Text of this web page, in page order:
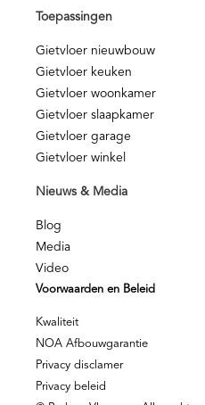
Toepassingen
Gietvloer nieuwbouw
Gietvloer keuken
Gietvloer woonkamer
Gietvloer slaapkamer
Gietvloer garage
Gietvloer winkel
Nieuws & Media
Blog
Media
Video
Voorwaarden en Beleid
Kwaliteit
NOA Afbouwgarantie
Privacy disclamer
Privacy beleid